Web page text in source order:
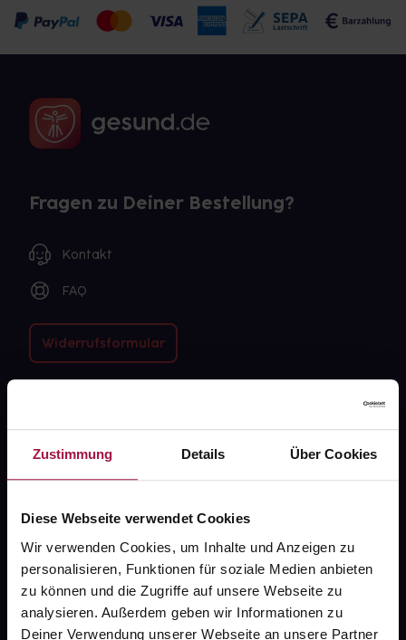
Zustimmung Details Über Cookies
Diese Webseite verwendet Cookies
Wir verwenden Cookies, um Inhalte und Anzeigen zu
personalisieren, Funktionen für soziale Medien anbieten
zu können und die Zugriffe auf unsere Webseite zu
analysieren. Außerdem geben wir Informationen zu
Deiner Verwendung unserer Webseite an unsere Partner
Fragen zu Deiner Bestellung?
Kontakt
FAQ
Widerrufsformular
gesund.de
Barrierefreiheitserklärung
PAYBACK
gesund-versorger.de